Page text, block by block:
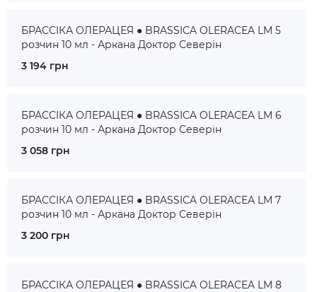
БРАССІКА ОЛЕРАЦЕЯ ● BRASSICA OLERACEA LM 5
розчин 10 мл - Аркана Доктор Северін
3 194 грн
БРАССІКА ОЛЕРАЦЕЯ ● BRASSICA OLERACEA LM 6
розчин 10 мл - Аркана Доктор Северін
3 058 грн
БРАССІКА ОЛЕРАЦЕЯ ● BRASSICA OLERACEA LM 7
розчин 10 мл - Аркана Доктор Северін
3 200 грн
БРАССІКА ОЛЕРАЦЕЯ ● BRASSICA OLERACEA LM 8